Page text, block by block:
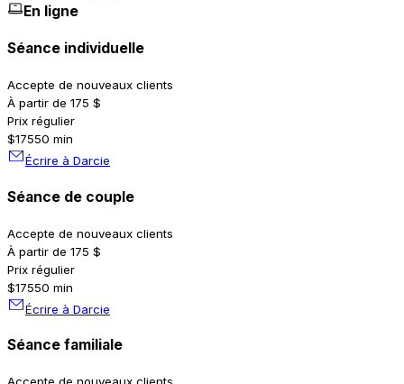
En ligne
Séance individuelle
Accepte de nouveaux clients
À partir de 175 $
Prix régulier
$17550 min
Écrire à Darcie
Séance de couple
Accepte de nouveaux clients
À partir de 175 $
Prix régulier
$17550 min
Écrire à Darcie
Séance familiale